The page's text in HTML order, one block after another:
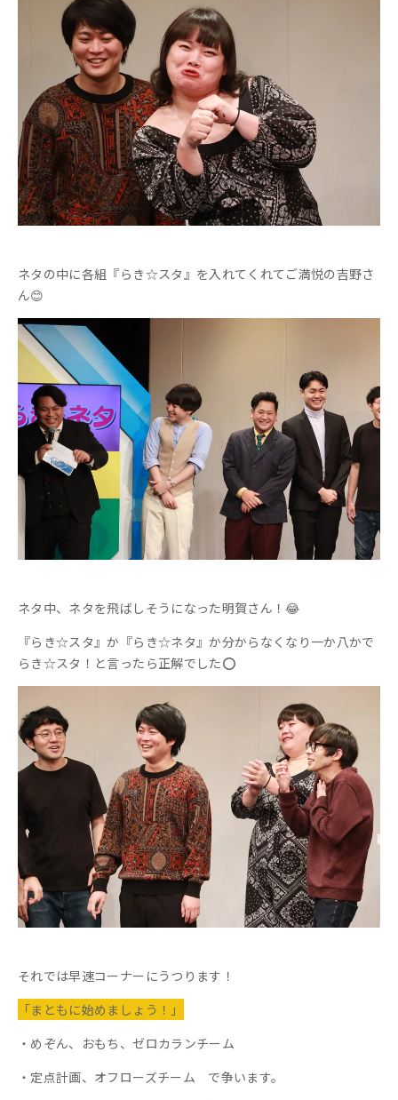
ネタの中に各組『らき☆スタ』を入れてくれてご満悦の吉野さ
ん😊
ネタ中、ネタを飛ばしそうになった明賀さん！😂
『らき☆スタ』か『らき☆ネタ』か分からなくなり一か八かで
らき☆スタ！と言ったら正解でした⭕️
それでは早速コーナーにうつります！
「まともに始めましょう！」
・めぞん、おもち、ゼロカランチーム
・定点計画、オフローズチーム で争います。